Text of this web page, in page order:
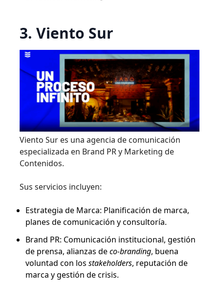
3. Viento Sur
Viento Sur es una agencia de comunicación
especializada en Brand PR y Marketing de
Contenidos.
Sus servicios incluyen:
Estrategia de Marca: Planificación de marca,
planes de comunicación y consultoría.
Brand PR: Comunicación institucional, gestión
de prensa, alianzas deco-branding, buena
voluntad con los stakeholders, reputación de
marca y gestión de crisis.